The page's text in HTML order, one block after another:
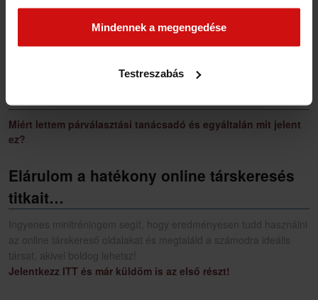
szolgáltatásokból gyűjtöttek. Elfogadásával segíti a
munkánkat és nagyobb felhasználói élményt
biztosíthatunk mi is látogatóinknak.
Mindennek a megengedése
Testreszabás
Száraz Gábor
Párválasztási Tanácsadó, Házassági / Párkapcsolati Tanácsadó
Miért lettem párválasztási tanácsadó és egyáltalán mit jelent
ez?
Elárulom a hatékony online társkeresés
titkait…
Ingyenes minitréningem segít, hogy eredményesen tudd használni
az online társkereső oldalakat és megtaláld a számodra ideális
társat, akivel boldog lehetsz!
Jelentkezz ITT és már küldöm is az első részt!